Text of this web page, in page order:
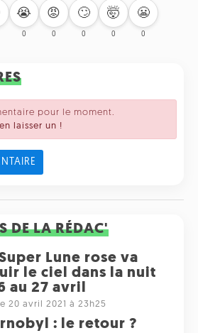
😭
0
😡
0
🙄
0
🤯
0
😬
0
pour le moment.
laisser un !
DE LA RÉDAC'
Lune rose va
le ciel dans la nuit
au 27 avril
20 avril 2021 à 23h25
: le retour ?